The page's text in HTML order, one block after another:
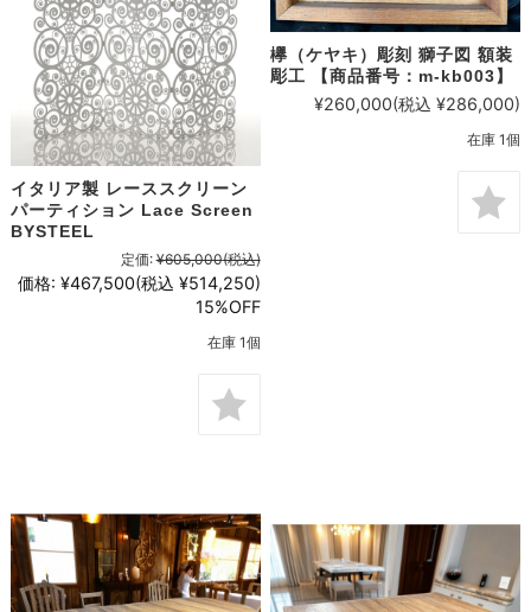
イタリア製 レーススクリーン
パーティション Lace Screen
BYSTEEL
定価: ¥605,000(税込)
価格: ¥467,500(税込 ¥514,250)
15%OFF
在庫 1個
欅（ケヤキ）彫刻 獅子図 額装
彫工 【商品番号：m-kb003】
¥260,000(税込 ¥286,000)
在庫 1個